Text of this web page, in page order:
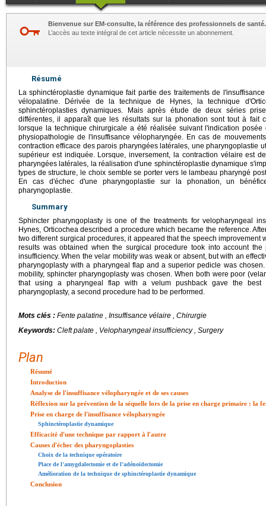
Bienvenue sur EM-consulte, la référence des professionnels de santé.
L’accès au texte intégral de cet article nécessite un abonnement.
Résumé
La sphinctéroplastie dynamique fait partie des traitements de
vélopalatine. Dérivée de la technique de Hynes, la technique
sphinctéroplasties dynamiques. Mais après étude de deux séries
différentes, il apparaît que les résultats sur la phonation sont tout à fait
lorsque la technique chirurgicale a été réalisée suivant l'indication
physiopathologie de l'insuffisance vélopharyngée. En cas de
contraction efficace des parois pharyngées latérales, une pharyngoplastie
supérieur est indiquée. Lorsque, inversement, la contraction vélaire est
pharyngées latérales, la réalisation d'une sphinctéroplastie dynamique
types de structure, le choix semble se porter vers le lambeau pharyngé
En cas d'échec d'une pharyngoplastie sur la phonation, un
pharyngoplastie.
Summary
Sphincter pharyngoplasty is one of the treatments for velopharyngeal
Hynes, Orticochea described a procedure which became the reference.
two different surgical procedures, it appeared that the speech improvement
results was obtained when the surgical procedure took into account the
insufficiency. When the velar mobility was weak or absent, but with an
pharyngoplasty with a pharyngeal flap and a superior pedicle was
mobility, sphincter pharyngoplasty was chosen. When both were poor
that using a pharyngeal flap with a velum pushback gave the best
pharyngoplasty, a second procedure had to be performed.
Mots clés : Fente palatine , Insuffisance vélaire , Chirurgie
Keywords: Cleft palate , Velopharyngeal insufficiency , Surgery
Plan
Résumé
Introduction
Analyse de l'insuffisance vélopharyngée et de ses causes
Réflexion sur la prévention de la séquelle lors de la prise en charge primaire : la
Prise en charge de l'insuffisance vélopharyngée
Sphinctéroplastie dynamique
Efficacité d'une technique par rapport à l'autre
Causes d'échec des pharyngoplasties
Choix de la technique opératoire
Place de l'amygdalectomie et de l’adénoïdectomie
Amélioration de la technique de sphinctéroplastie dynamique
Conclusion